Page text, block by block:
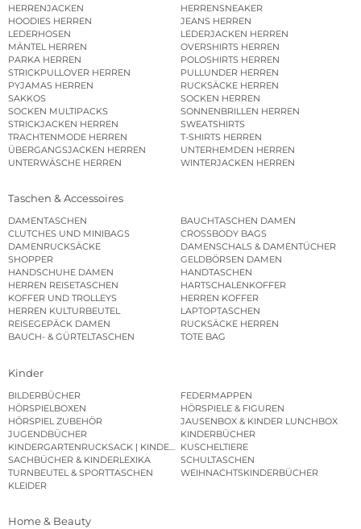
HERRENJACKEN
HERRENSNEAKER
HOODIES HERREN
JEANS HERREN
LEDERHOSEN
LEDERJACKEN HERREN
MÄNTEL HERREN
OVERSHIRTS HERREN
PARKA HERREN
POLOSHIRTS HERREN
STRICKPULLOVER HERREN
PULLUNDER HERREN
PYJAMAS HERREN
RUCKSÄCKE HERREN
SAKKOS
SOCKEN HERREN
SOCKEN MULTIPACKS
SONNENBRILLEN HERREN
STRICKJACKEN HERREN
SWEATSHIRTS
TRACHTENMODE HERREN
T-SHIRTS HERREN
ÜBERGANGSJACKEN HERREN
UNTERHEMDEN HERREN
UNTERWÄSCHE HERREN
WINTERJACKEN HERREN
Taschen & Accessoires
DAMENTASCHEN
BAUCHTASCHEN DAMEN
CLUTCHES UND MINIBAGS
CROSSBODY BAGS
DAMENRUCKSÄCKE
DAMENSCHALS & DAMENTÜCHER
SHOPPER
GELDBÖRSEN DAMEN
HANDSCHUHE DAMEN
HANDTASCHEN
HERREN REISETASCHEN
HARTSCHALENKOFFER
KOFFER UND TROLLEYS
HERREN KOFFER
HERREN KULTURBEUTEL
LAPTOPTASCHEN
REISEGEPÄCK DAMEN
RUCKSÄCKE HERREN
BAUCH- & GÜRTELTASCHEN
TOTE BAG
Kinder
BILDERBÜCHER
FEDERMAPPEN
HÖRSPIELBOXEN
HÖRSPIELE & FIGUREN
HÖRSPIEL ZUBEHÖR
JAUSENBOX & KINDER LUNCHBOX
JUGENDBÜCHER
KINDERBÜCHER
KINDERGARTENRUCKSACK | KINDERGARTENBEUTEL
KUSCHELTIERE
SACHBÜCHER & KINDERLEXIKA
SCHULTASCHEN
TURNBEUTEL & SPORTTASCHEN
WEIHNACHTSKINDERBÜCHER
KLEIDER
Home & Beauty